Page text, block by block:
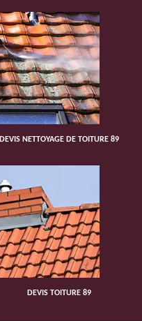
DEVIS NETTOYAGE DE TOITURE 89
DEVIS TOITURE 89